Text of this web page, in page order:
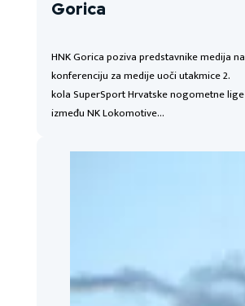
Gorica
HNK Gorica poziva predstavnike medija na
konferenciju za medije uoči utakmice 2.
kola SuperSport Hrvatske nogometne lige
između NK Lokomotive…